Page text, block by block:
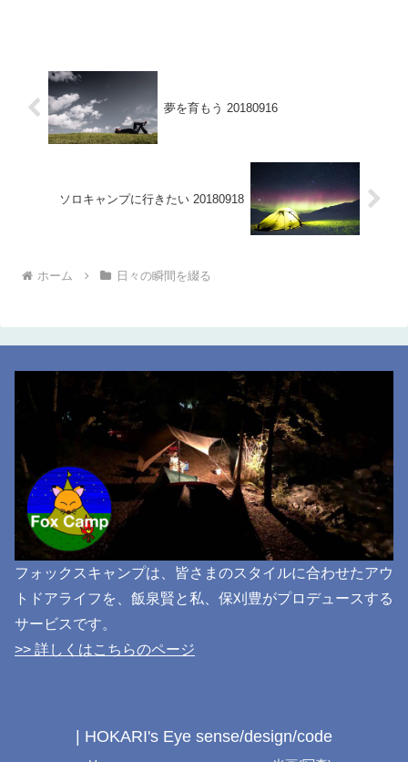
夢を育もう 20180916
ソロキャンプに行きたい 20180918
ホーム 日々の瞬間を綴る
フォックスキャンプは、皆さまのスタイルに合わせたアウ
トドアライフを、飯泉賢と私、保刈豊がプロデュースする
サービスです。
>> 詳しくはこちらのページ
| HOKARI's Eye sense/design/code